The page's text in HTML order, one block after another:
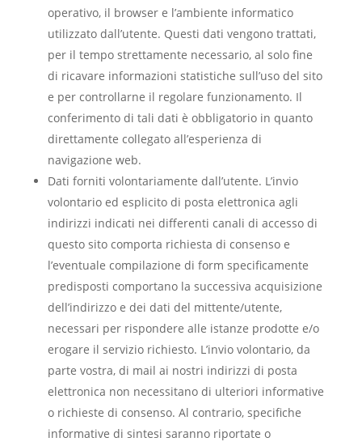
operativo, il browser e l’ambiente informatico
utilizzato dall’utente. Questi dati vengono trattati,
per il tempo strettamente necessario, al solo fine
di ricavare informazioni statistiche sull’uso del sito
e per controllarne il regolare funzionamento. Il
conferimento di tali dati è obbligatorio in quanto
direttamente collegato all’esperienza di
navigazione web.
Dati forniti volontariamente dall’utente. L’invio
volontario ed esplicito di posta elettronica agli
indirizzi indicati nei differenti canali di accesso di
questo sito comporta richiesta di consenso e
l’eventuale compilazione di form specificamente
predisposti comportano la successiva acquisizione
dell’indirizzo e dei dati del mittente/utente,
necessari per rispondere alle istanze prodotte e/o
erogare il servizio richiesto. L’invio volontario, da
parte vostra, di mail ai nostri indirizzi di posta
elettronica non necessitano di ulteriori informative
o richieste di consenso. Al contrario, specifiche
informative di sintesi saranno riportate o